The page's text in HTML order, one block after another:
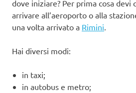
dove iniziare? Per prima cosa devi
arrivare all’aeroporto o alla
una volta arrivato a Rimini.
Hai diversi modi:
in taxi;
in autobus e metro;